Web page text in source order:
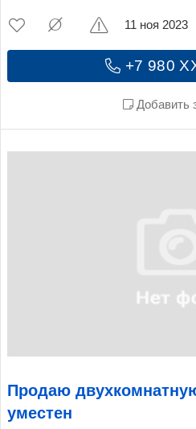
+7 980
Добавить
11 ноя 2023
Продаю
уместен